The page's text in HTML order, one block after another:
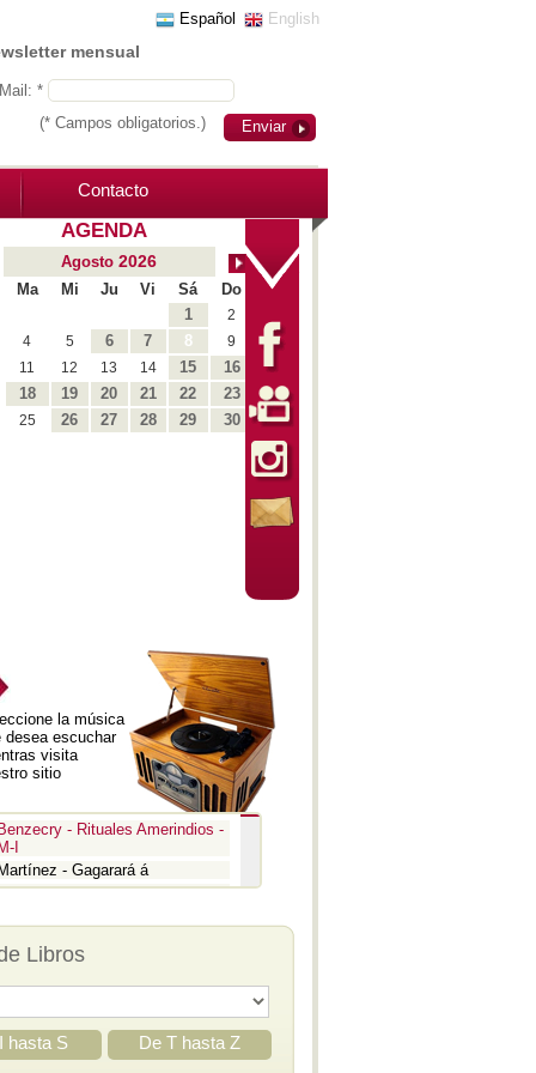
Español English
mensual
*
Enviar
(* Campos obligatorios.)
Contacto
AGENDA
Agosto 2026
Ma Mi Ju Vi Sá
Do
1
2
4 5 6 7 8
9
11 12 13 14 15 16
18 19 20 21 22 23
25 26 27 28 29 30
la música
desea escuchar
visita
sitio
Benzecry - Rituales Amerindios -
M-I
Martínez - Gagarará á
- Pedro y el lobo
- Romeo y Julieta -
Suite 3
- Iván el Terrible
Libros
hasta S De T hasta Z